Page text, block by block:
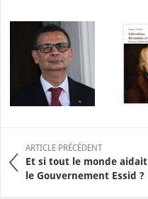
ARTICLE PRÉCÉDENT
Et si tout le monde aidait
le Gouvernement Essid ?